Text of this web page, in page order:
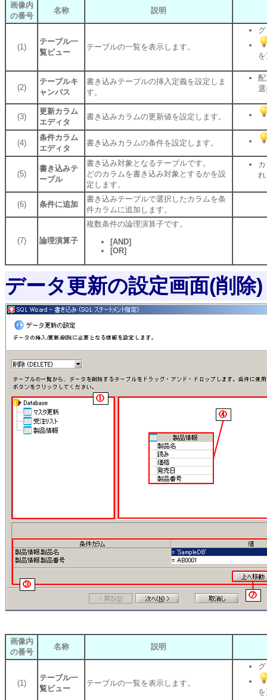
画像内
の番号
名称 説明
(1)
テーブル一
覧ビュー
テーブルの一覧を表示します。
(2)
テーブルキ
ャンバス
書き込みテーブルの挿入定義を設定しま
す。
(3)
更新カラム
エディタ
書き込みカラムの更新値を設定します。
(4)
条件カラム
エディタ
書き込みカラムの条件を設定します。
(5)
書き込みテ
ーブル
書き込み対象となるテーブルです。
どのカラムを書き込み対象とするかを設
定します。
(6) 条件に追加
書き込みテーブルで選択したカラムを条
件カラムに追加します。
(7) 論理演算子
複数条件の論理演算子です。
[AND]
[OR]
データ更新の設定画面(削除)
画像内
の番号
名称 説明
(1)
テーブル一
覧ビュー
テーブルの一覧を表示します。